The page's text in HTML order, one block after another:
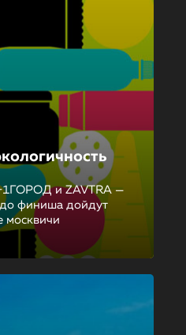
и ZAVTRA —
до финиша дойдут
москвичи